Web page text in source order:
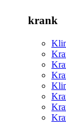
krank